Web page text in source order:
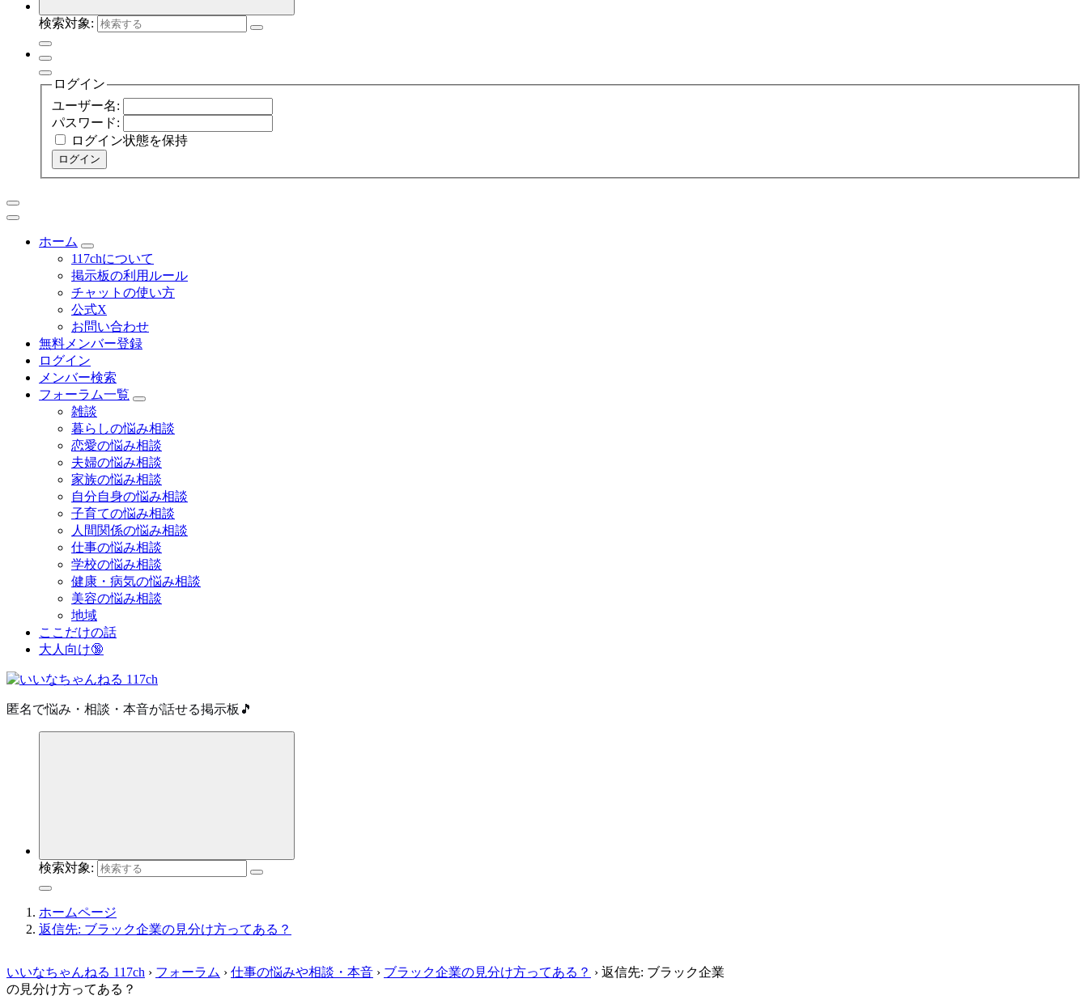
検索対象:
ログイン
ユーザー名:
パスワード:
ログイン状態を保持
ログイン
ホーム
117chについて
掲示板の利用ルール
チャットの使い方
公式X
お問い合わせ
無料メンバー登録
ログイン
メンバー検索
フォーラム一覧
雑談
暮らしの悩み相談
恋愛の悩み相談
夫婦の悩み相談
家族の悩み相談
自分自身の悩み相談
子育ての悩み相談
人間関係の悩み相談
仕事の悩み相談
学校の悩み相談
健康・病気の悩み相談
美容の悩み相談
地域
ここだけの話
大人向け🔞
匿名で悩み・相談・本音が話せる掲示板🎵
検索対象:
ホームページ
返信先: ブラック企業の見分け方ってある？
いいなちゃんねる 117ch › フォーラム › 仕事の悩みや相談・本音 › ブラック企業の見分け方ってある？ › 返信先: ブラック企業
の見分け方ってある？